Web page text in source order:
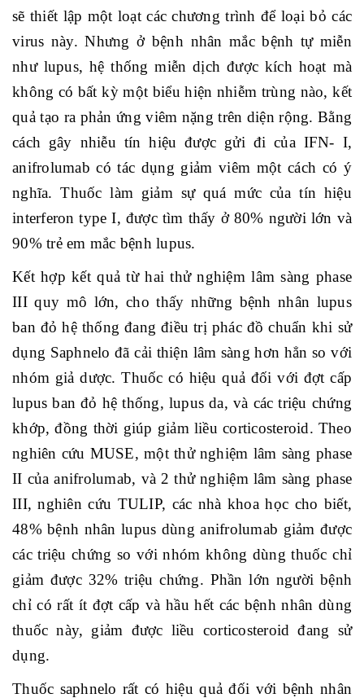
sẽ thiết lập một loạt các chương trình để loại bỏ các
virus này. Nhưng ở bệnh nhân mắc bệnh tự miễn
như lupus, hệ thống miễn dịch được kích hoạt mà
không có bất kỳ một biểu hiện nhiễm trùng nào, kết
quả tạo ra phản ứng viêm nặng trên diện rộng. Bằng
cách gây nhiễu tín hiệu được gửi đi của IFN- I,
anifrolumab có tác dụng giảm viêm một cách có ý
nghĩa. Thuốc làm giảm sự quá mức của tín hiệu
interferon type I, được tìm thấy ở 80% người lớn và
90% trẻ em mắc bệnh lupus.
Kết hợp kết quả từ hai thử nghiệm lâm sàng phase
III quy mô lớn, cho thấy những bệnh nhân lupus
ban đỏ hệ thống đang điều trị phác đồ chuẩn khi sử
dụng Saphnelo đã cải thiện lâm sàng hơn hẳn so với
nhóm giả dược. Thuốc có hiệu quả đối với đợt cấp
lupus ban đỏ hệ thống, lupus da, và các triệu chứng
khớp, đồng thời giúp giảm liều corticosteroid. Theo
nghiên cứu MUSE, một thử nghiệm lâm sàng phase
II của anifrolumab, và 2 thử nghiệm lâm sàng phase
III, nghiên cứu TULIP, các nhà khoa học cho biết,
48% bệnh nhân lupus dùng anifrolumab giảm được
các triệu chứng so với nhóm không dùng thuốc chỉ
giảm được 32% triệu chứng. Phần lớn người bệnh
chỉ có rất ít đợt cấp và hầu hết các bệnh nhân dùng
thuốc này, giảm được liều corticosteroid đang sử
dụng.
Thuốc saphnelo rất có hiệu quả đối với bệnh nhân